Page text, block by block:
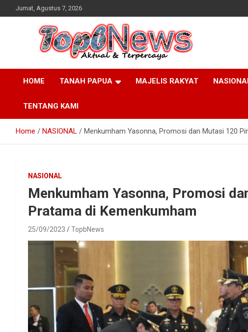
to
Jumat, Agustus 7, 2026
HOME TANAH PAPUA MAJELIS RAKYAT
TENTANG KAMI
Home NASIONAL Menkumham Yasonna, Promosi dan Mutasi 120
NASIONAL
Menkumham Yasonna, Promosi
Pratama di Kemenkumham
25/09/2023 TopbNews